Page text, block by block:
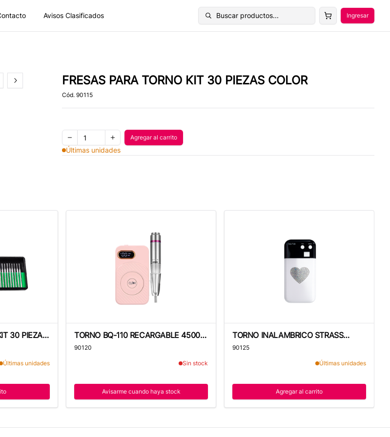
Avisos Clasificados Buscar productos...
Buscar productos Ingresar
4Next slide FRESAS PARA TORNO KIT 30 PIEZAS COLOR
Cód. 90115
Remove one item
Quantity
Add one item
Agregar al carrito
Agregar al carrito
Últimas unidades
30 PIEZAS
Últimas unidades
TORNO BQ-110 RECARGABLE 45000
90120
Sin stock
Avisarme cuando haya stock
TORNO INALAMBRICO STRASS
90125
Últimas unidades
Agregar al carrito